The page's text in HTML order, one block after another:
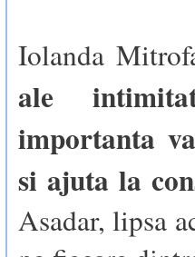
Iolanda
ale
importanta
si ajuta la
Asadar, lipsa